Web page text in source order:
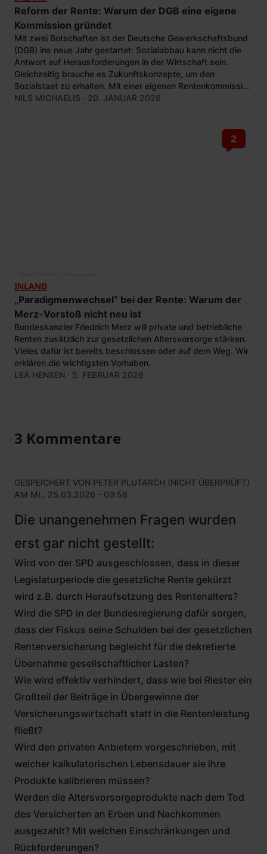
Reform der Rente: Warum der DGB eine eigene
Kommission gründet
Mit zwei Botschaften ist der Deutsche Gewerkschaftsbund
(DGB) ins neue Jahr gestartet: Sozialabbau kann nicht die
Antwort auf Herausforderungen in der Wirtschaft sein.
Gleichzeitig brauche es Zukunftskonzepte, um den
Sozialstaat zu erhalten. Mit einer eigenen Rentenkommission
will der DGB dazu beitragen.
NILS MICHAELIS · 20. JANUAR 2026
2
INLAND
„Paradigmenwechsel“ bei der Rente: Warum der
Merz-Vorstoß nicht neu ist
Bundeskanzler Friedrich Merz will private und betriebliche
Renten zusätzlich zur gesetzlichen Altersvorsorge stärken.
Vieles dafür ist bereits beschlossen oder auf dem Weg. Wir
erklären die wichtigsten Vorhaben.
LEA HENSEN · 5. FEBRUAR 2026
3 Kommentare
GESPEICHERT VON PETER PLUTARCH (NICHT ÜBERPRÜFT)
AM MI., 25.03.2026 - 09:58
Die unangenehmen Fragen wurden
erst gar nicht gestellt:
Wird von der SPD ausgeschlossen, dass in dieser
Legislaturperiode die gesetzliche Rente gekürzt
wird z.B. durch Heraufsetzung des Rentenalters?
Wird die SPD in der Bundesregierung dafür sorgen,
dass der Fiskus seine Schulden bei der gesetzlichen
Rentenversicherung begleicht für die dekretierte
Übernahme gesellschaftlicher Lasten?
Wie wird effektiv verhindert, dass wie bei Riester ein
Großteil der Beiträge in Übergewinne der
Versicherungswirtschaft statt in die Rentenleistung
fließt?
Wird den privaten Anbietern vorgeschrieben, mit
welcher kalkulatorischen Lebensdauer sie ihre
Produkte kalibrieren müssen?
Werden die Altersvorsorgeprodukte nach dem Tod
des Versicherten an Erben und Nachkommen
ausgezahlt? Mit welchen Einschränkungen und
Rückforderungen?